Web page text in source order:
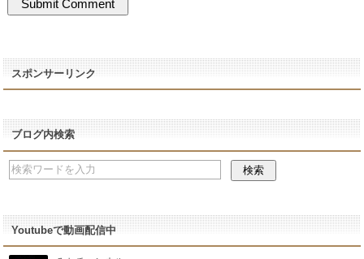
スポンサーリンク
ブログ内検索
Youtubeで動画配信中